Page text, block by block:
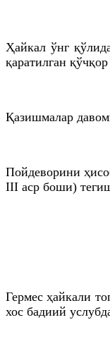
Ҳайкал ўнг
қаратилган
Қазишмалар
Пойдеворини
III аср боши)
Гермес ҳайкали
хос бадиий